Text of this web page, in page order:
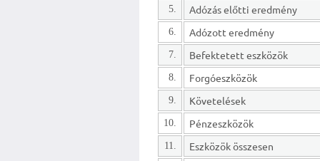
5. Adózás előtti eredmény
6. Adózott eredmény
7. Befektetett eszközök
8. Forgóeszközök
9. Követelések
10. Pénzeszközök
11. Eszközök összesen